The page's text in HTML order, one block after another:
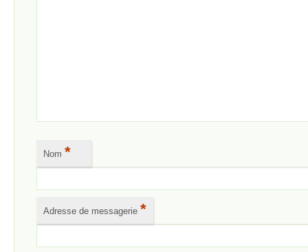
Nom *
Adresse de messagerie *